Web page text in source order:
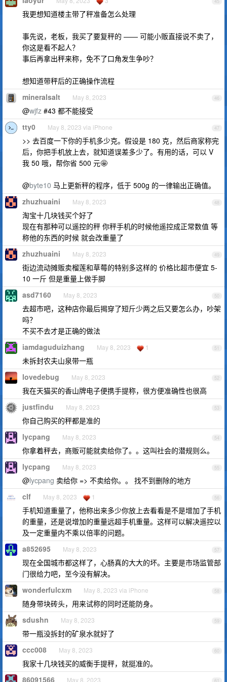
我更想知道楼主带了秤准备怎么处理
事先说，老板，我买了要复秤的 —— 可能小贩直接说不卖了，
你这是看不起人？
事后再拿出秤来称，免不了口角发生争吵？
想知道带秤后的正确操作流程
46
mineralsalt May 8, 2023
@wjfz #43 都不能接受
47
tty0 May 8, 2023 via iPhone
>> 去百度一下你的手机多少克。假设是 180 克，然后商家称完
后，你把手机放上去，就知道误差多少了。有用的话，可以 V
我 50 哦，帮你省 500 元🤩
@byte10 马上更新秤的程序，低于 500g 的一律输出正确值。
48
zhuzhuaini May 8, 2023
淘宝十几块钱买个好了
现在有那种可以遥控的秤 你秤手机的时候他遥控成正常数值 等
称他的东西的时候 就会改重量了
49
zhuzhuaini May 8, 2023
街边流动摊贩卖榴莲和草莓的特别多这样的 价格比超市便宜 5-
10 一斤 但是重量上做手脚
50
asd7160 May 8, 2023
去超市吧，这种店你最后揭穿了短斤少两之后又要怎么办，吵架
吗？
不买不去才是正确的做法
51
iamdaguduizhang May 8, 2023 1
未拆封农夫山泉带一瓶
52
lovedebug May 8, 2023
我在天猫买的香山牌电子便携手提称，很方便准确性也很高
53
justfindu May 8, 2023
你自己购买的秤都是准的
54
lycpang May 8, 2023
你拿着秤去，商贩可能就卖给你了。。这叫社会的潜规则么。
55
lycpang May 8, 2023
@lycpang 卖给你 => 不卖给你。。 找不到删除的地方
56
clf May 8, 2023 1
手机知道重量了，他称出来多少你放上去看看是不是增加了手机
的重量，还是说增加的重量远超手机重量。这样可以解决遥控以
及一定重量内不乘以倍率的问题。
57
a852695 May 8, 2023
现在全国城市都这样了，心肠真的大大的坏。主要是市场监管部
门很给力吧，至今没有解决。
58
wonderfulcxm May 8, 2023 via iPhone
随身带块砖头，用来试称的同时还能防身。
59
sdushn May 8, 2023
带一瓶没拆封的矿泉水就好了
60
ccc008 May 8, 2023
我家十几块钱买的威衡手提秤，就挺准的。
86091566 May 8, 2023